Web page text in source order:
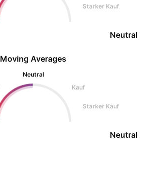
Starker Kauf
Neutral
Moving Averages
Neutral
Kauf
Starker Kauf
Neutral